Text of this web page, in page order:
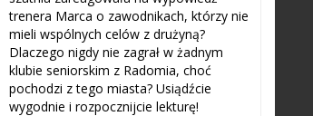
trenera Marca o zawodnikach, którzy nie
mieli wspólnych celów z drużyną?
Dlaczego nigdy nie zagrał w żadnym
klubie seniorskim z Radomia, choć
pochodzi z tego miasta? Usiądźcie
wygodnie i rozpocznijcie lekturę!